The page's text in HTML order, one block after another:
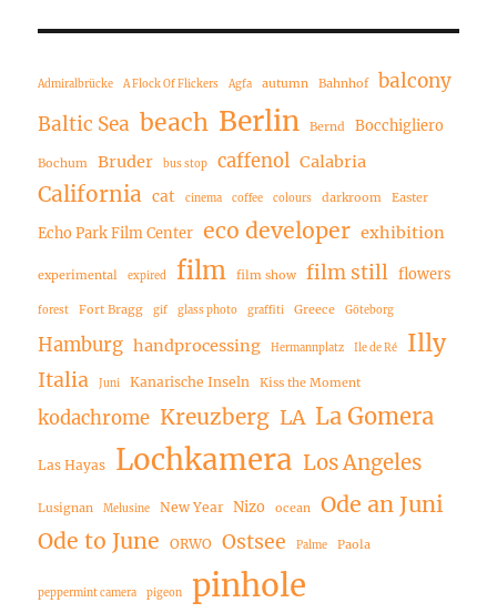
Admiralbrücke A Flock Of Flickers Agfa autumn Bahnhof
balcony
Baltic Sea beach Berlin Bernd Bocchigliero
Bochum Bruder bus stop caffenol Calabria
California cat cinema coffee colours darkroom Easter
Echo Park Film Center eco developer exhibition
experimental expired film film show film still flowers
forest Fort Bragg gif glass photo graffiti Greece Göteborg
Hamburg handprocessing Hermannplatz Ile de Ré Illy
Italia Juni Kanarische Inseln Kiss the Moment
kodachrome Kreuzberg LA La Gomera
Las Hayas Lochkamera Los Angeles
Lusignan Melusine New Year Nizo ocean
Ode an Juni
Ode to June
ORWO Ostsee Palme Paola
peppermint camera pigeon pinhole